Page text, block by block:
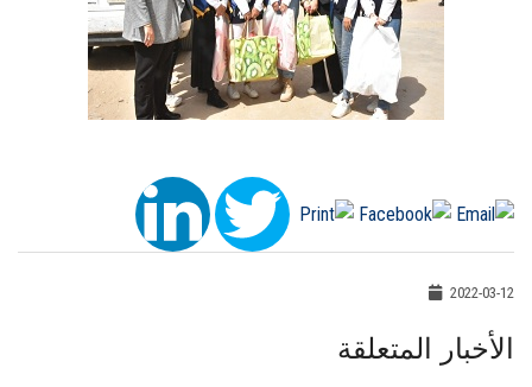
2022-03-12
الأخبار المتعلقة